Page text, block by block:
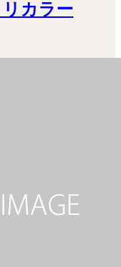
カラー